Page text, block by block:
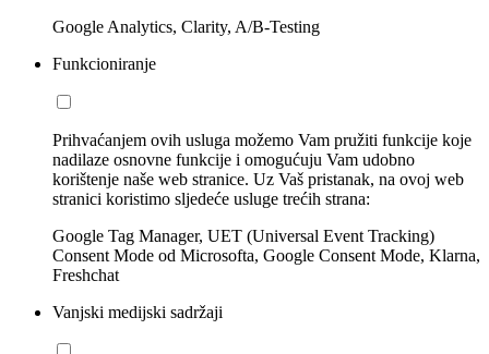
Google Analytics, Clarity, A/B-Testing
Funkcioniranje
Prihvaćanjem ovih usluga možemo Vam pružiti funkcije koje
nadilaze osnovne funkcije i omogućuju Vam udobno
korištenje naše web stranice. Uz Vaš pristanak, na ovoj web
stranici koristimo sljedeće usluge trećih strana:
Google Tag Manager, UET (Universal Event Tracking)
Consent Mode od Microsofta, Google Consent Mode, Klarna,
Freshchat
Vanjski medijski sadržaji